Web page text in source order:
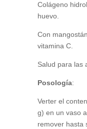
Colágeno
huevo.
Con
vitamina C.
Salud para las
Posología:
Verter el
g) en un vaso
remover hasta